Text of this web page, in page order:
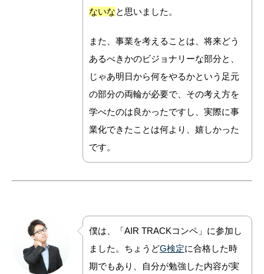
ないなと思いました。
また、事業を考えることは、将来どう
あるべきかのビジョナリーな部分と、
じゃあ明日から何をやるかという足元
の部分の両輪が必要で、その考え方を
学べたのは良かったですし、 実際に事
業化できたことは何より、嬉しかった
です。
僕は、「AIR TRACKコンペ」に参加し
ました。ちょうどG検定に合格した時
期でもあり、自分が勉強した内容が実